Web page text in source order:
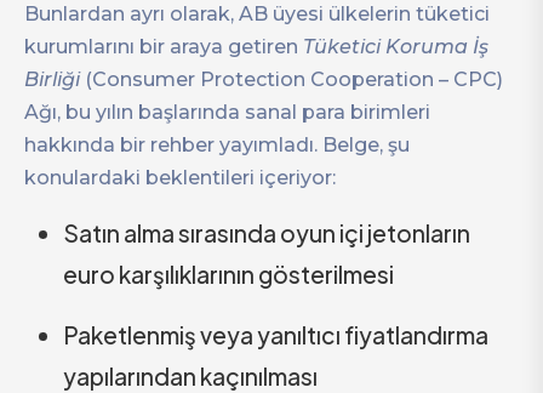
Bunlardan ayrı olarak, AB üyesi ülkelerin tüketici
kurumlarını bir araya getiren Tüketici Koruma İş
Birliği(Consumer Protection Cooperation – CPC)
Ağı, bu yılın başlarında sanal para birimleri
hakkında bir rehber yayımladı. Belge, şu
konulardaki beklentileri içeriyor:
Satın alma sırasında oyun içi jetonların
euro karşılıklarının gösterilmesi
Paketlenmiş veya yanıltıcı fiyatlandırma
yapılarından kaçınılması